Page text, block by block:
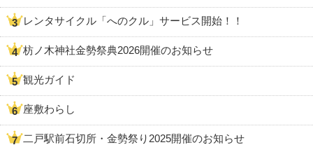
レンタサイクル「へのクル」サービス開始！！
枋ノ木神社金勢祭典2026開催のお知らせ
観光ガイド
座敷わらし
二戸駅前石切所・金勢祭り2025開催のお知らせ